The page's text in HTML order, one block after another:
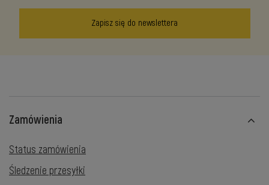
Zapisz się do newslettera
Zamówienia
Status zamówienia
Śledzenie przesyłki